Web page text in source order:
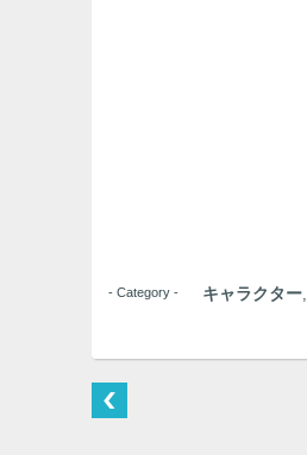
- Category - キャラクター,